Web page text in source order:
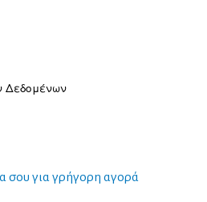
Δεδομένων
σου για γρήγορη αγορά